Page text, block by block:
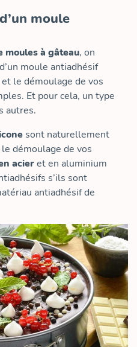
moule
moules à gâteau, on
moule antiadhésif
le démoulage de vos
Et pour cela, un type
autres.
sont naturellement
démoulage de vos
acieret en aluminium
s’ils sont
antiadhésif de